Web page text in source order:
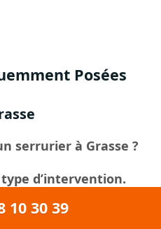
Posées
serrurier à Grasse ?
d’intervention.
claquée coûte à
10 30 39